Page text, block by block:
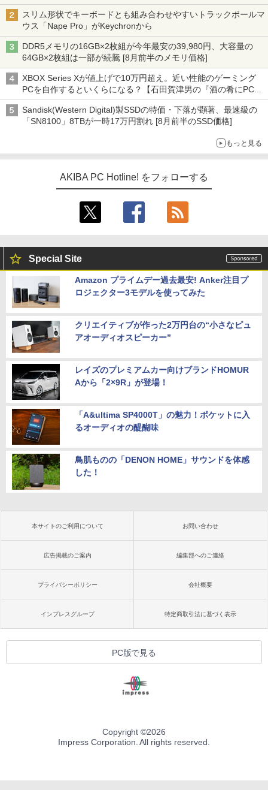
スリム形状でキーボードとも組み合わせやすいトラックボールマ
ウス「Nape Pro」がKeychronから
DDR5メモリの16GB×2枚組が今年最安の39,980円、大容量の
64GB×2枚組は一部が続騰 [8月前半のメモリ価格]
XBOX Series Xが値上げで10万円超え。近い性能のゲーミング
PCを自作するといくらになる？【石田賀津男の『酒の肴にPCゲ
ーム』】
Sandisk(Western Digital)製SSDの特価・下落が顕著、最速級の
「SN8100」8TBが一時17万円割れ [8月前半のSSD価格]
もっと見る
AKIBA PC Hotline! をフォローする
Special Site
Amazon プライムデー過去最安! Anker注目プ
ロジェクター3モデルを使ってみた
クリエイティブが作った2万円台の“小さなピュ
アオーディオスピーカー”
レイズのプレミアムカー向けブランドHOMUR
Aから「2×9R」が登場！
「A&ultima SP4000T」の魅力！ポケットに入
るオーディオの醍醐味
鳥肌ものの「DENON HOME」サウンドを体感
した！
本サイトのご利用について お問い合わせ
広告掲載のご案内 編集部へのご連絡
プライバシーポリシー 会社概要
インプレスグループ 特定商取引法に基づく表示
PC版で見る
Copyright ©2026
Impress Corporation. All rights reserved.